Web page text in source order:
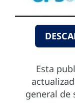
Esta
general de